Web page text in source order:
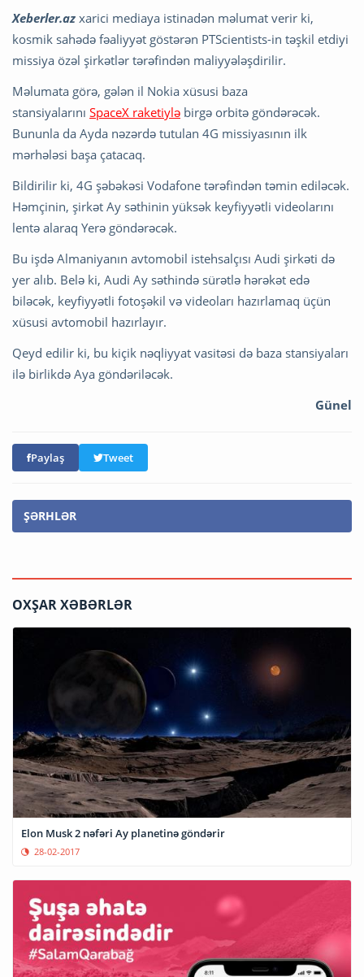
Xeberler.az xarici mediaya istinadən məlumat verir ki,
kosmik sahədə fəaliyyət göstərən PTScientists-in təşkil etdiyi
missiya özəl şirkətlər tərəfindən maliyyələşdirilir.
Məlumata görə, gələn il Nokia xüsusi baza
stansiyalarını SpaceX raketiylə birgə orbitə göndərəcək.
Bununla da Ayda nəzərdə tutulan 4G missiyasının ilk
mərhələsi başa çatacaq.
Bildirilir ki, 4G şəbəkəsi Vodafone tərəfindən təmin ediləcək.
Həmçinin, şirkət Ay səthinin yüksək keyfiyyətli videolarını
lentə alaraq Yerə göndərəcək.
Bu işdə Almaniyanın avtomobil istehsalçısı Audi şirkəti də
yer alıb. Belə ki, Audi Ay səthində sürətlə hərəkət edə
biləcək, keyfiyyətli fotoşəkil və videoları hazırlamaq üçün
xüsusi avtomobil hazırlayır.
Qeyd edilir ki, bu kiçik nəqliyyat vasitəsi də baza stansiyaları
ilə birlikdə Aya göndəriləcək.
Günel
Paylaş Tweet
ŞƏRHLƏR
OXŞAR XƏBƏRLƏR
Elon Musk 2 nəfəri Ay planetinə göndərir
28-02-2017